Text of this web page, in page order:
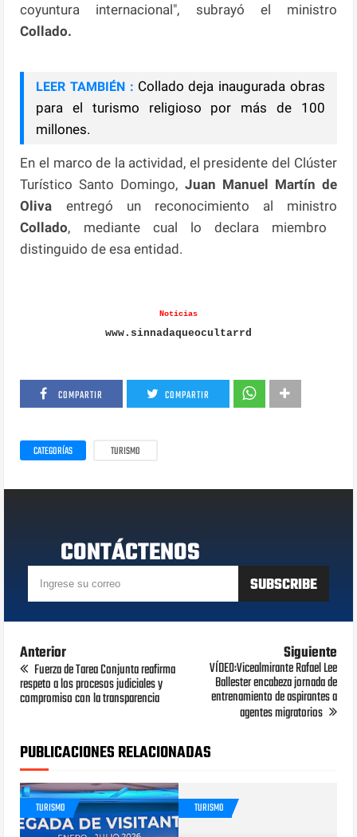
coyuntura internacional", subrayó el ministro
Collado.
LEER TAMBIÉN : Collado deja inaugurada obras
para el turismo religioso por más de 100
millones.
En el marco de la actividad, el presidente del Clúster
Turístico Santo Domingo, Juan Manuel Martín de
Oliva entregó un reconocimiento al ministro
Collado, mediante cual lo declara miembro
distinguido de esa entidad.
Noticias
www.sinnadaqueocultarrd
COMPARTIR COMPARTIR
CATEGORÍAS TURISMO
CONTÁCTENOS
Anterior
Fuerza de Tarea Conjunta reafirma
respeto a los procesos judiciales y
compromiso con la transparencia
Siguiente
VÍDEO:Vicealmirante Rafael Lee
Ballester encabeza jornada de
entrenamiento de aspirantes a
agentes migratorios
PUBLICACIONES RELACIONADAS
TURISMO TURISMO